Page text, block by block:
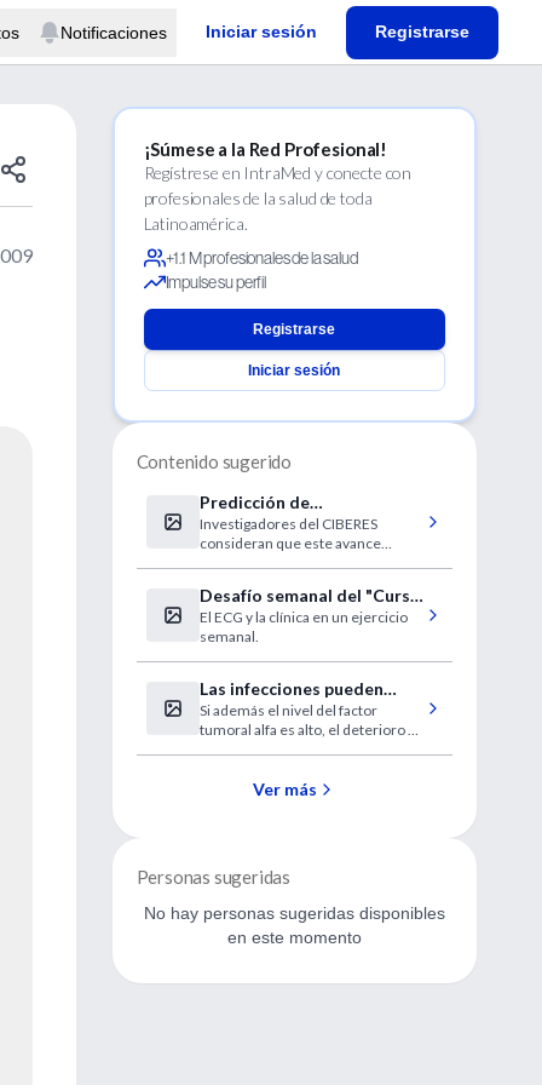
Notificaciones Iniciar sesión Registrarse
¡Súmese a la Red Profesional!
Regístrese en IntraMed y conecte con
profesionales de la salud de toda
Latinoamérica.
+1.1 M profesionales de la salud
Impulse su perfil
Registrarse
Iniciar sesión
Contenido sugerido
Predicción de
complicaciones y
mortalidad por neumonía
Investigadores del CIBERES
consideran que este avance
respuesta exagerada del huésped
era el principal determinante de
desarrollar shock y fallecer.
Desafío semanal del "Curso
a distancia de ECG"
El ECG y la clínica en un ejercicio
semanal.
Las infecciones pueden
acelerar la pérdida de
memoria en Alzheimer
Si además el nivel del factor
tumoral alfa es alto, el deterioro es
Ver más
Personas sugeridas
No hay personas sugeridas disponibles
en este momento